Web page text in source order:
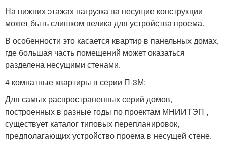
На нижних этажах нагрузка на несущие конструкции
может быть слишком велика для устройства проема.
В особенности это касается квартир в панельных домах,
где большая часть помещений может оказаться
разделена несущими стенами.
4 комнатные квартиры в серии П-3М:
Для самых распространенных серий домов,
построенных в разные годы по проектам МНИИТЭП ,
существует каталог типовых перепланировок,
предполагающих устройство проема в несущей стене.